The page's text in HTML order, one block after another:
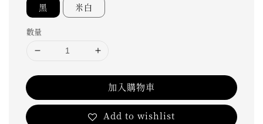
黑 米白
數量
加入購物車
Add to wishlist